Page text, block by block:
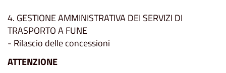
4. GESTIONE AMMINISTRATIVA DEI SERVIZI DI
TRASPORTO A FUNE
- Rilascio delle concessioni
ATTENZIONE